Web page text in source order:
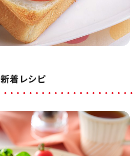
新着レシピ